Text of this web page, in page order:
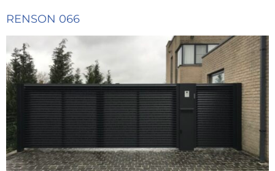
RENSON 066